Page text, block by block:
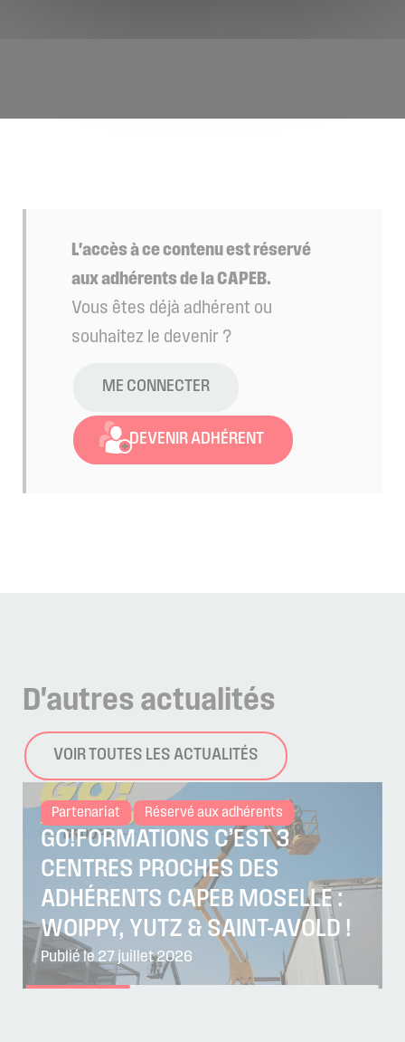
L'accès à ce contenu est réservé
aux adhérents de la CAPEB.
Vous êtes déjà adhérent ou
souhaitez le devenir ?
ME CONNECTER
DEVENIR ADHÉRENT
D'autres actualités
VOIR TOUTES LES ACTUALITÉS
Partenariat Réservé aux adhérents
GO!FORMATIONS C’EST 3
CENTRES PROCHES DES
ADHÉRENTS CAPEB MOSELLE :
WOIPPY, YUTZ & SAINT-AVOLD !
Publié le 27 juillet 2026